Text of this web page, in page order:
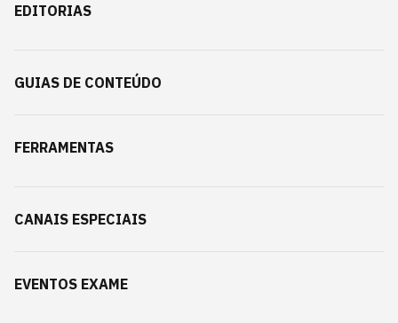
EDITORIAS
GUIAS DE CONTEÚDO
FERRAMENTAS
CANAIS ESPECIAIS
EVENTOS EXAME